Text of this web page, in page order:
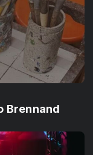
Brennand